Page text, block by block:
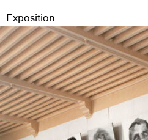
Exposition